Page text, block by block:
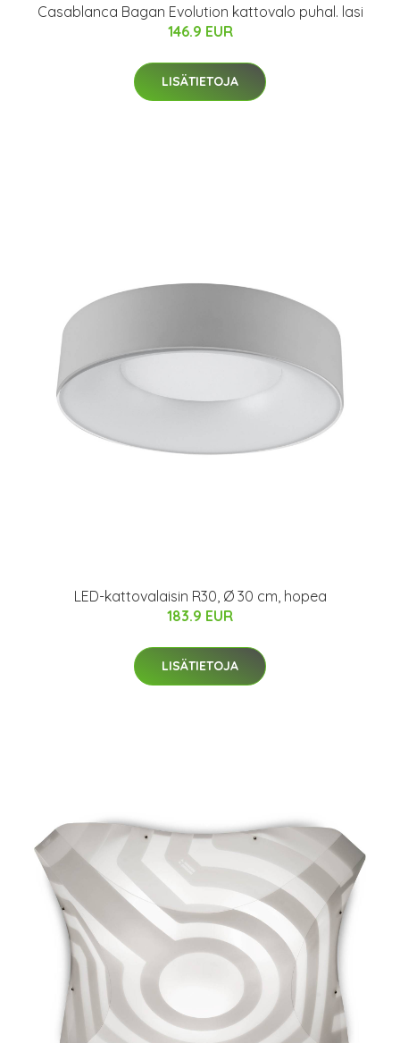
Casablanca Bagan Evolution kattovalo puhal. lasi
146.9 EUR
LISÄTIETOJA
LED-kattovalaisin R30, Ø 30 cm, hopea
183.9 EUR
LISÄTIETOJA